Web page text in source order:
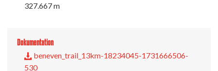
327.667 m
Dokumentation
beneven_trail_13km-18234045-1731666506-
530